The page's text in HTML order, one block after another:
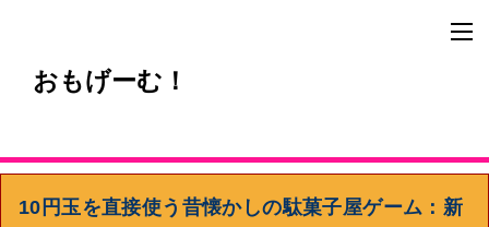
おもげーむ！
10円玉を直接使う昔懐かしの駄菓子屋ゲーム：新